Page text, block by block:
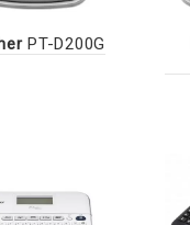
PT-D200G